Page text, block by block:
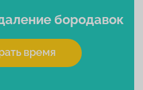
бородавок
время